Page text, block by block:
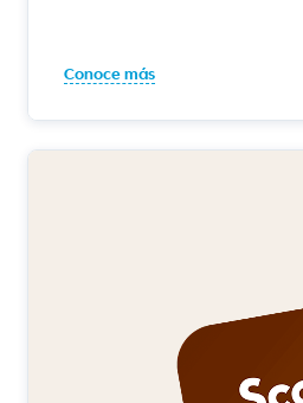
Conoce más